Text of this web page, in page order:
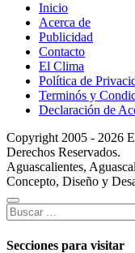
Inicio
Acerca de
Publicidad
Contacto
El Clima
Política de
Terminós y
Declaración de
Copyright 2005 - 2026
Derechos Reservados.
Aguascalientes,
Concepto, Diseño y
Buscar:
Secciones para visitar